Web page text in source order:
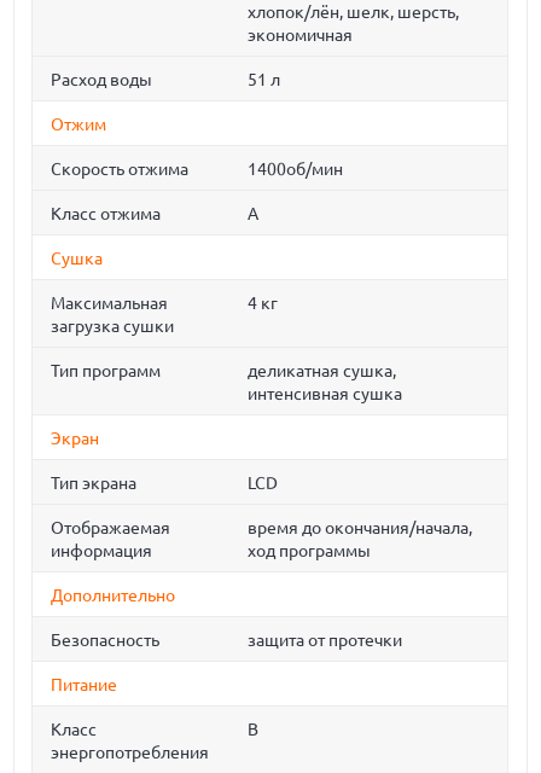
хлопок/лён, шелк, шерсть,
экономичная
Расход воды 51 л
Отжим
Скорость отжима 1400об/мин
Класс отжима A
Сушка
Максимальная
загрузка сушки
4 кг
Тип программ
деликатная сушка,
интенсивная сушка
Экран
Тип экрана LCD
Отображаемая
информация
время до окончания/начала,
ход программы
Дополнительно
Безопасность защита от протечки
Питание
Класс
энергопотребления
B